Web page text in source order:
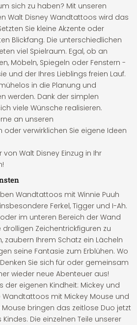
sich zu haben? Mit unseren
Walt Disney Wandtattoos wird das
Sie kleine Akzente oder
Blickfang. Die unterschiedlichen
viel Spielraum. Egal, ob an
Möbeln, Spiegeln oder Fenstern -
und der Ihres Lieblings freien Lauf.
in die Planung und
werden. Dank der simplen
viele Wünsche realisieren.
an unseren
oder verwirklichen Sie eigene Ideen
Walt Disney Einzug in Ihr
Wandtattoos mit Winnie Puuh
Ferkel, Tigger und I-Ah.
im unteren Bereich der Wand
Zeichentrickfiguren zu
zaubern Ihrem Schatz ein Lächeln
seine Fantasie zum Erblühen. Wo
Sie sich für oder gemeinsam
wieder neue Abenteuer aus!
der eigenen Kindheit: Mickey und
Wandtattoos mit Mickey Mouse und
Mouse bringen das zeitlose Duo jetzt
Die einzelnen Teile unserer